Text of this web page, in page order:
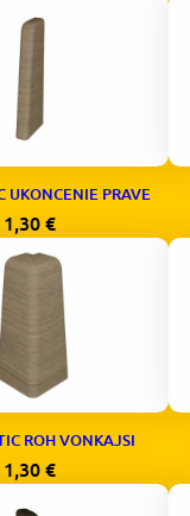
UKONCENIE PRAVE
1,30€
ROH VONKAJSI
1,30€